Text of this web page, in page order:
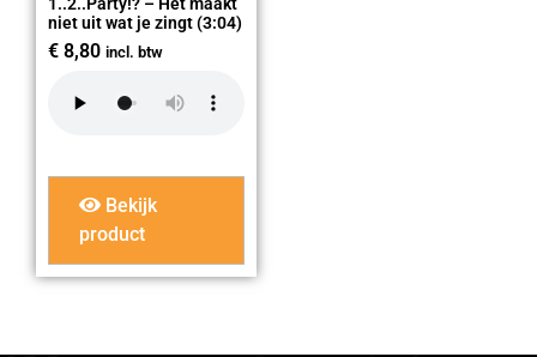
niet uit wat je zingt (3:04)
€ 8,80 incl. btw
Bekijk
product